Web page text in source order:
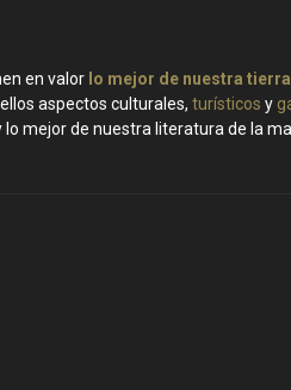
en valor lo mejor de nuestra
aspectos culturales, turísticos y
lo mejor de nuestra literatura de la